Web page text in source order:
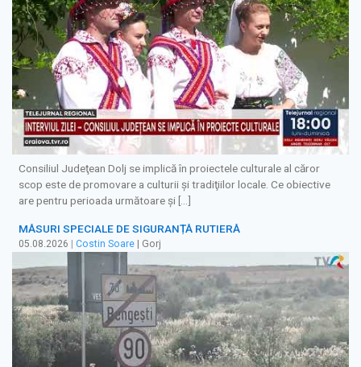
Consiliul Judeţean Dolj se implică în proiectele culturale al căror
scop este de promovare a culturii şi tradiţiilor locale. Ce obiective
are pentru perioada următoare şi […]
MĂSURI SPECIALE DE SIGURANȚĂ RUTIERĂ
05.08.2026 Costin Soare | Gorj